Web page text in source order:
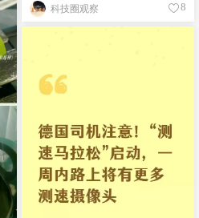
科技圈观察 8